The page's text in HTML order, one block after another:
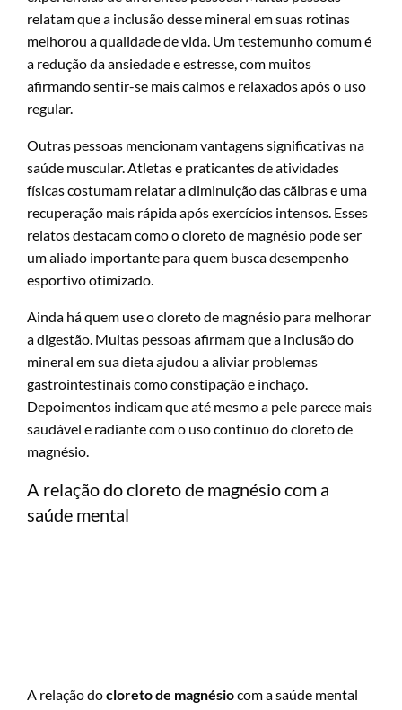
relatam que a inclusão desse mineral em suas rotinas
melhorou a qualidade de vida. Um testemunho comum é
a redução da ansiedade e estresse, com muitos
afirmando sentir-se mais calmos e relaxados após o uso
regular.
Outras pessoas mencionam vantagens significativas na
saúde muscular. Atletas e praticantes de atividades
físicas costumam relatar a diminuição das cãibras e uma
recuperação mais rápida após exercícios intensos. Esses
relatos destacam como o cloreto de magnésio pode ser
um aliado importante para quem busca desempenho
esportivo otimizado.
Ainda há quem use o cloreto de magnésio para melhorar
a digestão. Muitas pessoas afirmam que a inclusão do
mineral em sua dieta ajudou a aliviar problemas
gastrointestinais como constipação e inchaço.
Depoimentos indicam que até mesmo a pele parece mais
saudável e radiante com o uso contínuo do cloreto de
magnésio.
A relação do cloreto de magnésio com a
saúde mental
A relação docloreto de magnésiocom a saúde mental